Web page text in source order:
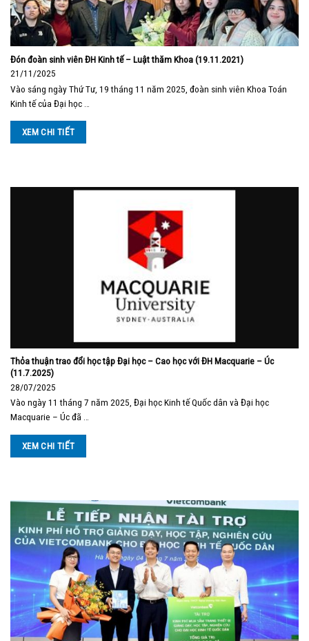
Đón đoàn sinh viên ĐH Kinh tế – Luật thăm Khoa (19.11.2021)
21/11/2025
Vào sáng ngày Thứ Tư, 19 tháng 11 năm 2025, đoàn sinh viên Khoa Toán
Kinh tế của Đại học …
XEM CHI TIẾT
Thỏa thuận trao đổi học tập Đại học – Cao học với ĐH Macquarie – Úc
(11.7.2025)
28/07/2025
Vào ngày 11 tháng 7 năm 2025, Đại học Kinh tế Quốc dân và Đại học
Macquarie – Úc đã …
XEM CHI TIẾT